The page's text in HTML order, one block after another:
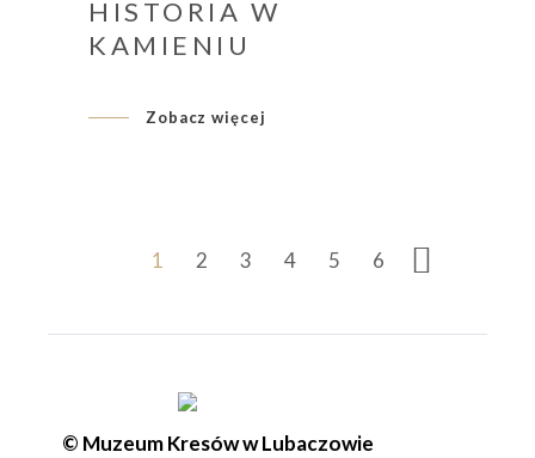
HISTORIA W
KAMIENIU
Zobacz więcej
1 2 3 4 5 6
© Muzeum Kresów w Lubaczowie